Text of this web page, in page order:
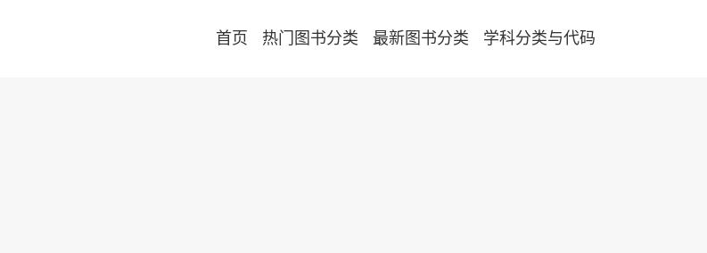
首页 热门图书分类 最新图书分类 学科分类与代码